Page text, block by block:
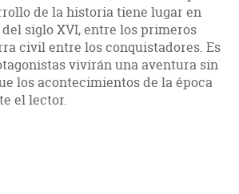
de la historia tiene lugar en
siglo XVI, entre los primeros
civil entre los conquistadores. Es
vivirán una aventura sin
los acontecimientos de la época
el lector.